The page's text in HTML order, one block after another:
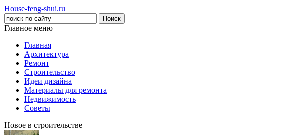
House-feng-shui.ru
Главное меню
Главная
Архитектура
Ремонт
Строительство
Идеи дизайна
Материалы для ремонта
Недвижимость
Советы
Новое в строительстве